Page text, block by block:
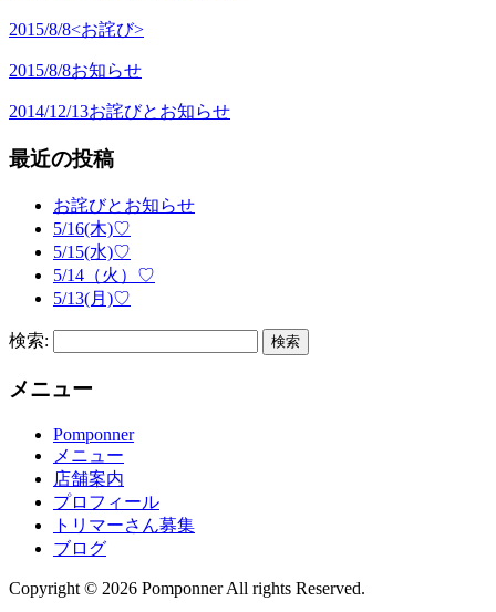
2015/8/8<お詫び>
2015/8/8お知らせ
2014/12/13お詫びとお知らせ
最近の投稿
お詫びとお知らせ
5/16(木)♡
5/15(水)♡
5/14（火）♡
5/13(月)♡
検索:
メニュー
Pomponner
メニュー
店舗案内
プロフィール
トリマーさん募集
ブログ
Copyright © 2026 Pomponner All rights Reserved.